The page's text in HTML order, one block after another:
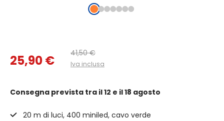
25,90 € 41,50 €
Iva inclusa
Consegna prevista tra il 12 e il 18 agosto
20 m di luci, 400 miniled, cavo verde